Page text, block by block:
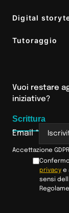
Digital
Tutoraggio
Vuoi restare
iniziative?
Scrittura
Email*
Accettazione GDPR
privacy e
sensi dell